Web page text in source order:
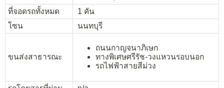
ที่จอดรถทั้งหมด
1 คัน
โซน
นนทบุรี
ขนส่งสาธารณะ
ถนนกาญจนาภิเษก
ทางพิเศษศรีรัช-วงแหวนรอบนอก
รถไฟฟ้าสายสีม่วง